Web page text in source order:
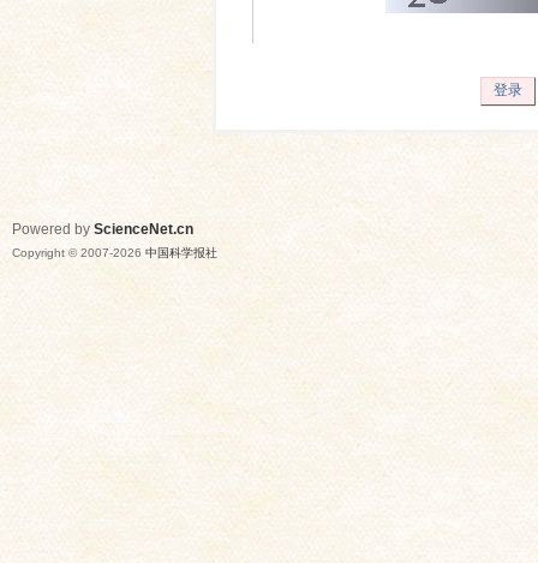
登录
Powered by ScienceNet.cn
Copyright © 2007-2026 中国科学报社